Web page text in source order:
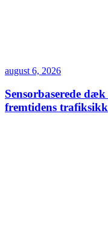
august 6, 2026
Sensorbaserede
fremtidens